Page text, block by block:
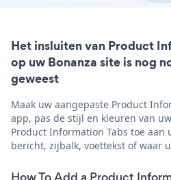
Het insluiten van Product
op uw Bonanza site is nog
geweest
Maak uw aangepaste Product
app, pas de stijl en kleuren van
Product Information Tabs toe aan
bericht, zijbalk, voettekst of waar